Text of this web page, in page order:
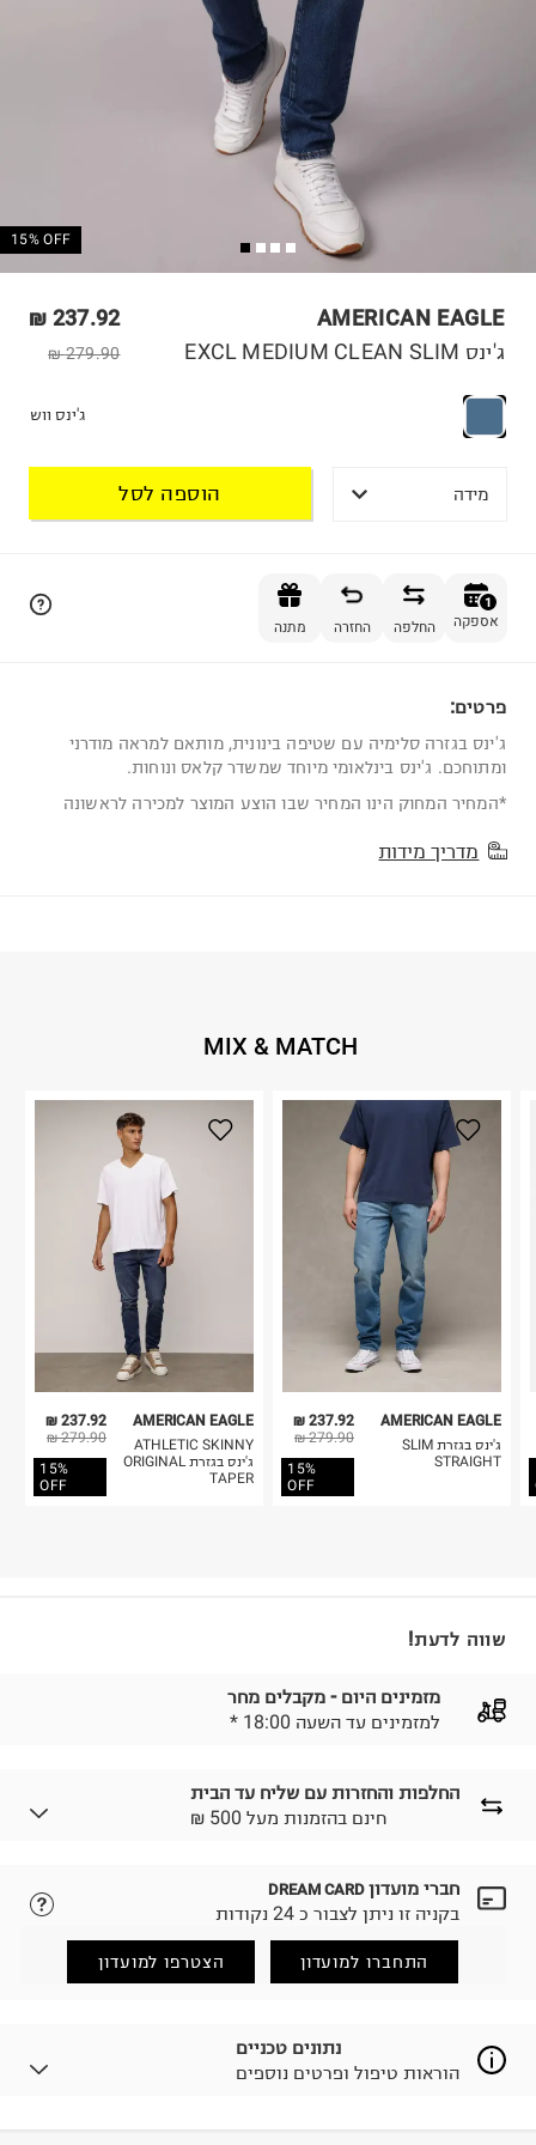
15% OFF
AMERICAN EAGLE
237.92 ₪
279.90 ₪ ג'ינס EXCL MEDIUM CLEAN SLIM
ג'ינס ווש
מידה הוספה לסל
1
אספקה החלפה החזרה מתנה
פרטים:
ג'ינס בגזרה סלימיה עם שטיפה בינונית, מותאם למראה מודרני
ומתוחכם. ג'ינס בינלאומי מיוחד שמשדר קלאס ונוחות.
*המחיר המחוק הינו המחיר שבו הוצע המוצר למכירה לראשונה
מדריך מידות
MIX & MATCH
237.92 ₪
279.90 ₪
15%
OFF
AMERICAN EAGLE
ATHLETIC SKINNY
ג'ינס בגזרת ORIGINAL
TAPER
237.92 ₪
279.90 ₪
15%
OFF
AMERICAN EAGLE
ג'ינס בגזרת SLIM
STRAIGHT
שווה לדעת!
החלפות והחזרות עם שליח עד הבית
₪ חינם בהזמנות מעל 500
לבחירת בשיטת המשלוח המתאימה לכם,
הזמנתם והתחרטתם?
(במקום ב-19.9 ₪) לזמן מוגבל! חינם בהזמנות מעל 500 ₪.
למידע נא ללחוץ כאן
.
לפני החזרת החבילה, חשוב להדביק את מדבקת הגוביינא על
פריטים שבירים יש להחזיר עם שליח דרך ממשק ההחזרות
חברי מועדון DREAM CARD
בקניה זו ניתן לצבור כ 24 נקודות
התחברו למועדון הצטרפו למועדון
נתונים טכניים
הוראות טיפול ופרטים נוספים